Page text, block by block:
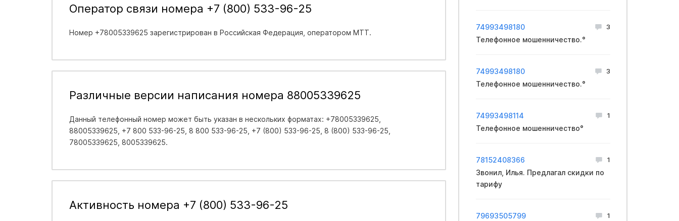
Оператор связи номера +7 (800) 533-96-25
Номер +78005339625 зарегистрирован в Российская Федерация , оператором МТТ.
Различные версии написания номера 88005339625
Данный телефонный номер может быть указан в нескольких форматах: +78005339625,
88005339625, +7 800 533-96-25, 8 800 533-96-25, +7 (800) 533-96-25, 8 (800) 533-96-25,
78005339625, 8005339625.
Активность номера +7 (800) 533-96-25
74993498180 3
Телефонное мошенничество.°
74993498180 3
Телефонное мошенничество.°
74993498114 1
Телефонное мошенничество°
78152408366 1
Звонил, Илья. Предлагал скидки по
тарифу
79693505799 1